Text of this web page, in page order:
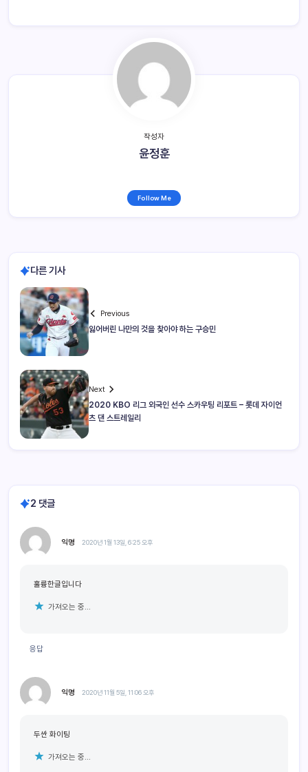
작성자
윤정훈
Follow Me
다른 기사
Previous
잃어버린 나만의 것을 찾아야 하는 구승민
Next
2020 KBO 리그 외국인 선수 스카우팅 리포트 – 롯데 자이언
츠 댄 스트레일리
2 댓글
익명 2020년 1월 13일, 6:25 오후
훌륭한글입니다
가져오는 중...
응답
익명 2020년 11월 5일, 11:06 오후
두싼 화이팅
가져오는 중...